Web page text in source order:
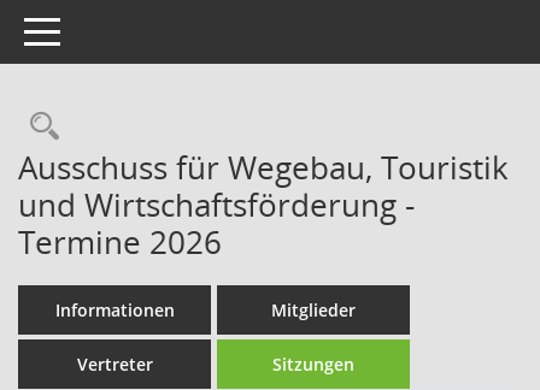
Toggle navigation
Rechercheauswahl
Ausschuss für Wegebau, Touristik
und Wirtschaftsförderung -
Termine 2026
Informationen Mitglieder
Vertreter Sitzungen